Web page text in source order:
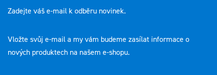
Zadejte váš e-mail k odběru novinek.
Vložte svůj e-mail a my vám budeme zasílat informace o
nových produktech na našem e-shopu.